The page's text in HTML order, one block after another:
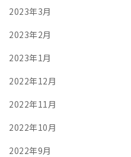
2023年3月
2023年2月
2023年1月
2022年12月
2022年11月
2022年10月
2022年9月